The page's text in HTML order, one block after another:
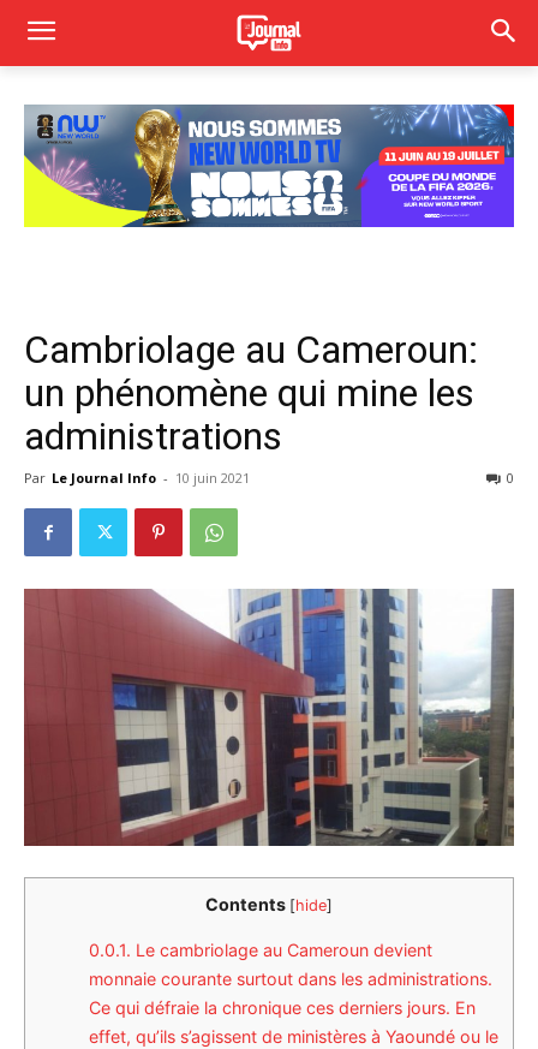
Cambriolage au Cameroun:
un phénomène qui mine les
administrations
Par Le Journal Info - 10 juin 2021 0
Contents [hide]
0.0.1. Le cambriolage au Cameroun devient
monnaie courante surtout dans les administrations.
Ce qui défraie la chronique ces derniers jours. En
effet, qu’ils s’agissent de ministères à Yaoundé ou le